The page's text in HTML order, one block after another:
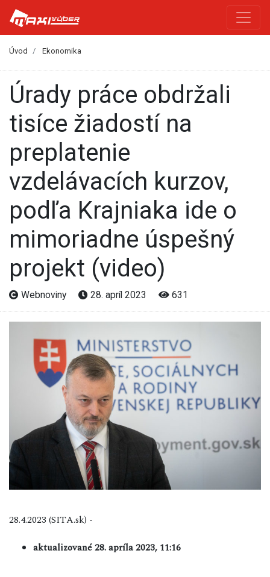
Úvod Ekonomika
Úrady práce obdržali
tisíce žiadostí na
preplatenie
vzdelávacích kurzov,
podľa Krajniaka ide o
mimoriadne úspešný
projekt (video)
Webnoviny 28. apríl 2023 631
28.4.2023 (SITA.sk) -
aktualizované 28. apríla 2023, 11:16